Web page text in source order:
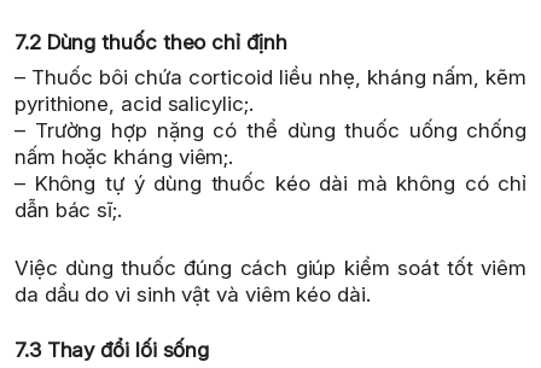
7.2 Dùng thuốc theo chỉ định
– Thuốc bôi chứa corticoid liều nhẹ, kháng nấm, kẽm
pyrithione, acid salicylic;.
– Trường hợp nặng có thể dùng thuốc uống chống
nấm hoặc kháng viêm;.
– Không tự ý dùng thuốc kéo dài mà không có chỉ
dẫn bác sĩ;.
Việc dùng thuốc đúng cách giúp kiểm soát tốt viêm
da dầu do vi sinh vật và viêm kéo dài.
7.3 Thay đổi lối sống